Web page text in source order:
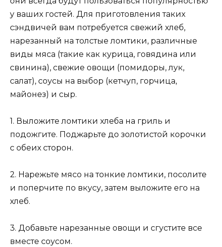
у ваших гостей. Для приготовления таких
сэндвичей вам потребуется свежий хлеб,
нарезанный на толстые ломтики, различные
виды мяса (такие как курица, говядина или
свинина), свежие овощи (помидоры, лук,
салат), соусы на выбор (кетчуп, горчица,
майонез) и сыр.
1. Выложите ломтики хлеба на гриль и
подожгите. Поджарьте до золотистой корочки
с обеих сторон.
2. Нарежьте мясо на тонкие ломтики, посолите
и поперчите по вкусу, затем выложите его на
хлеб.
3. Добавьте нарезанные овощи и сгустите все
вместе соусом.